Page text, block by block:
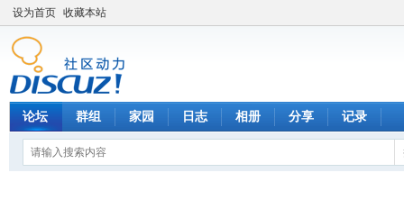
设为首页 收藏本站
论坛 群组 家园 日志 相册 分享 记录